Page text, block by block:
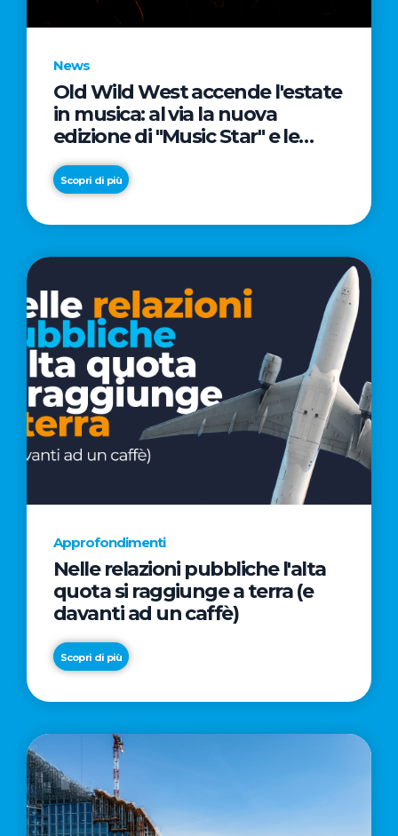
News
Old Wild West accende l'estate
in musica: al via la nuova
edizione di "Music Star" e le
prestigiose partnership con
Radio Italia e Live Nation
Scopri di più
Approfondimenti
Nelle relazioni pubbliche l'alta
quota si raggiunge a terra (e
davanti ad un caffè)
Scopri di più